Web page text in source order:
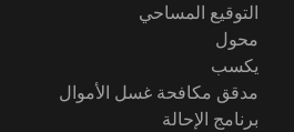
التوقيع المساحي
محول
يكسب
مدقق مكافحة غسل الأموال
برنامج الإحالة